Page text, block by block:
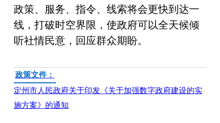
政策、服务、指令、线索将会更快到达一
线，打破时空界限，使政府可以全天候倾
听社情民意，回应群众期盼。
政策文件：
定州市人民政府关于印发《关于加强数字政府建设的实
施方案》的通知